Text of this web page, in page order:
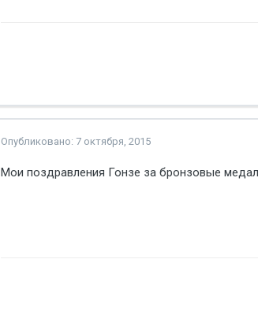
Опубликовано: 7 октября, 2015
Мои поздравления Гонзе за бронзовые